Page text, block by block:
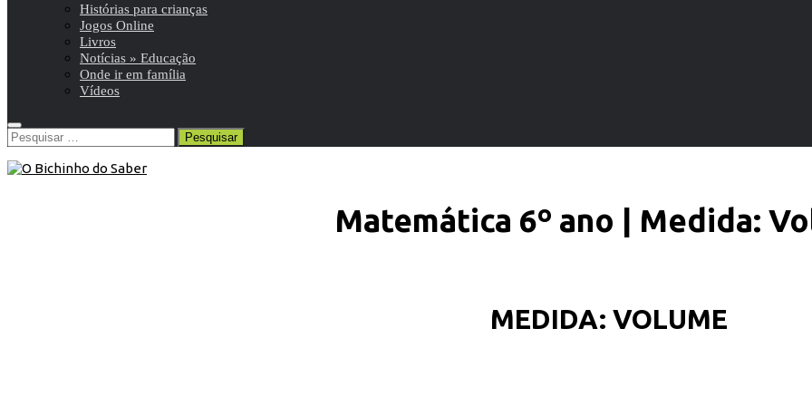
Histórias para crianças
Jogos Online
Livros
Notícias » Educação
Onde ir em família
Vídeos
Pesquisar
por:
Matemática 6º ano | Medida:
MEDIDA: VOLUME